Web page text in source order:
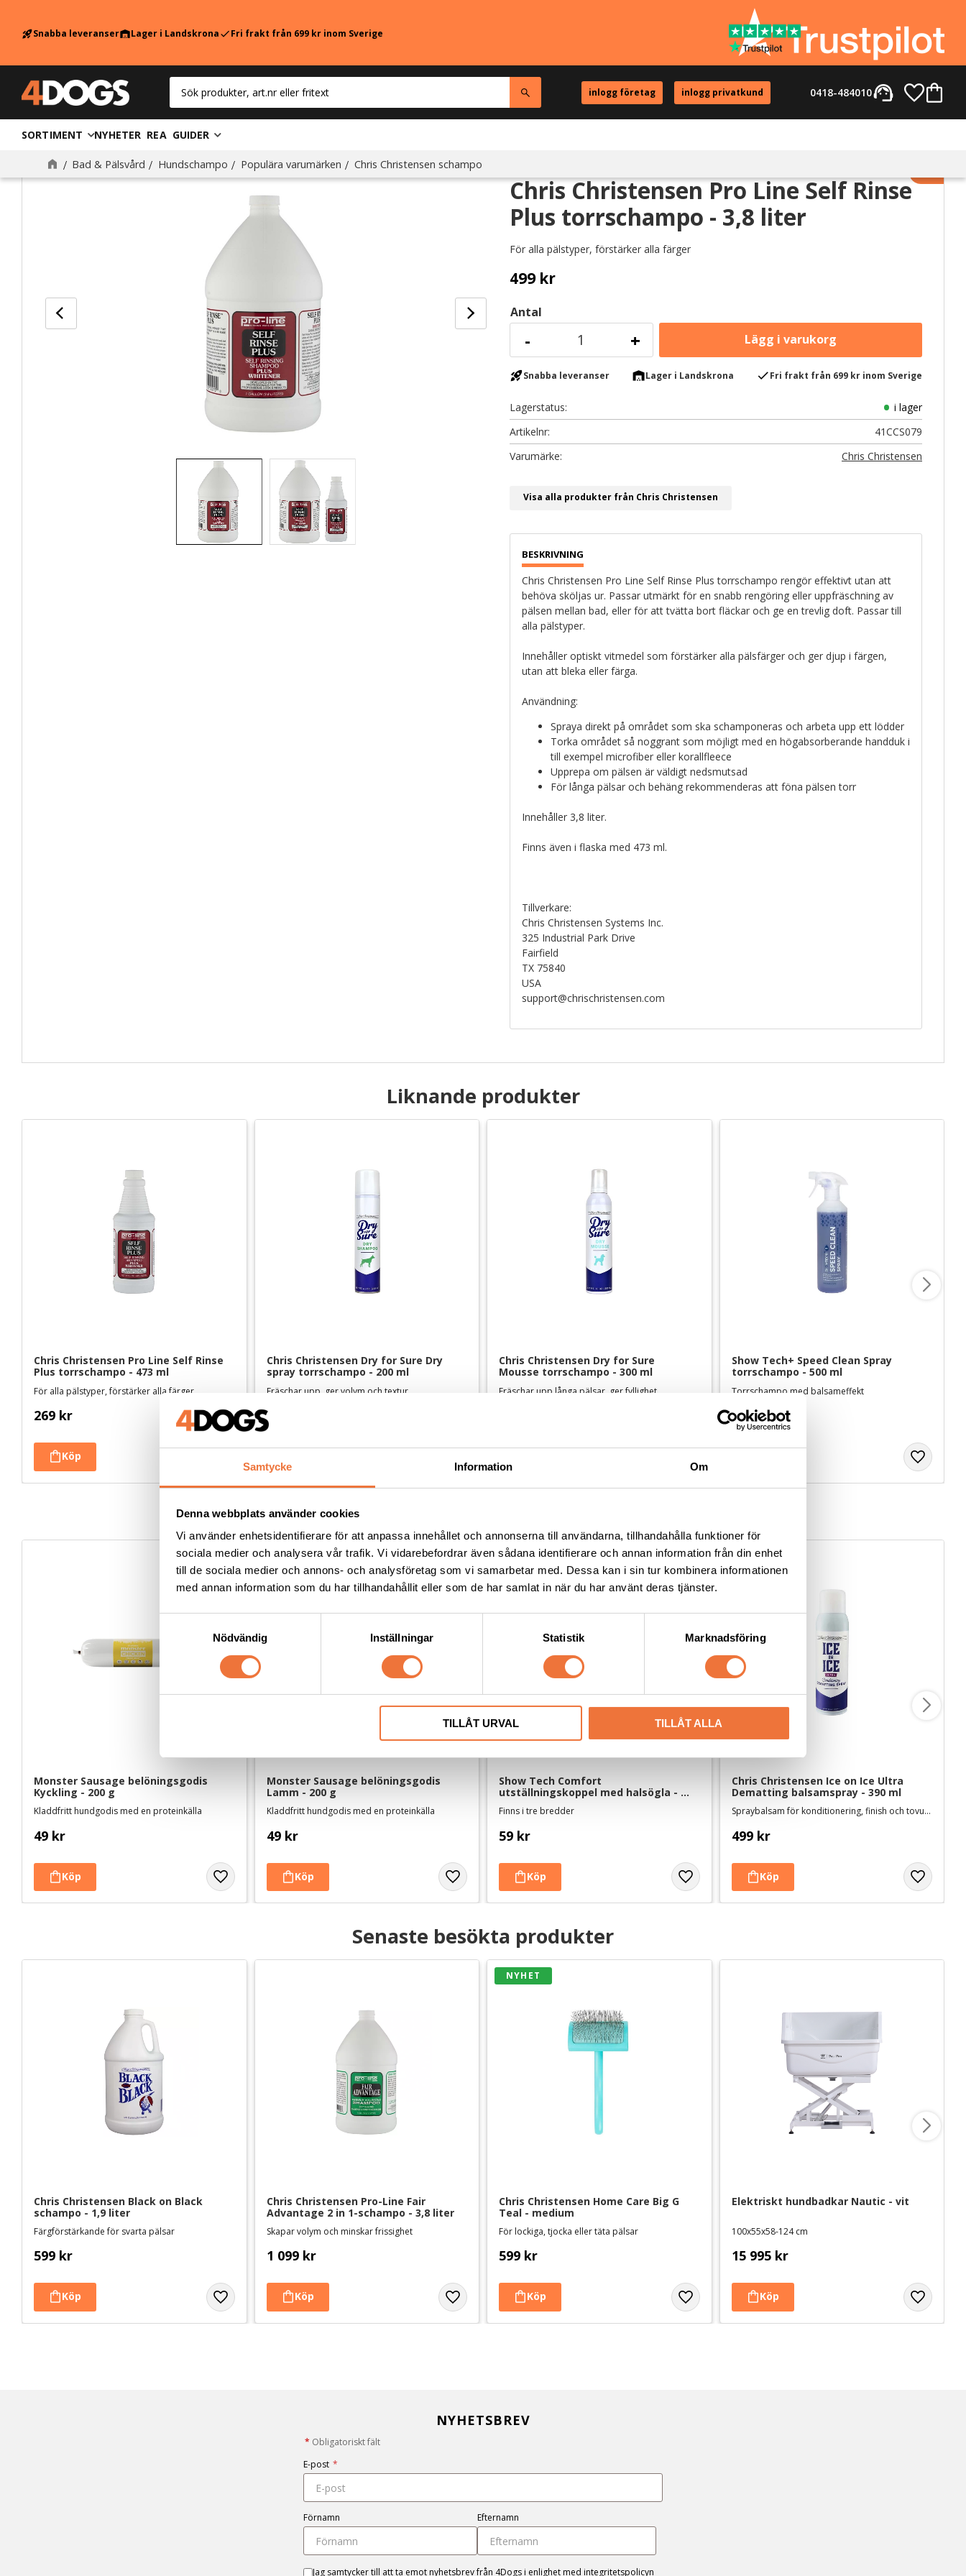
Samtycke Information Om
Denna webbplats använder cookies
Vi använder enhetsidentifierare för att anpassa innehållet och annonserna till användarna, tillhandahålla funktioner för
sociala medier och analysera vår trafik. Vi vidarebefordrar även sådana identifierare och annan information från din enhet
till de sociala medier och annons- och analysföretag som vi samarbetar med. Dessa kan i sin tur kombinera informationen
med annan information som du har tillhandahållit eller som de har samlat in när du har använt deras tjänster.
a
s
v
l
Nödvändig Inställningar Statistik Marknadsföring
TILLÅT URVAL TILLÅT ALLA
rocket_launchSnabba leveranserwarehouseLager i LandskronacheckFri frakt från 699 kr inom Sverige
inlogg företag inlogg privatkund support_agent
0418-484010
SORTIMENT NYHETER REA GUIDER
Bad & Pälsvård Hundschampo Populära varumärken Chris Christensen schampo
Chris Christensen Pro Line Self Rinse
Plus torrschampo - 3,8 liter
För alla pälstyper, förstärker alla färger
499kr
Antal
+
-
Lägg
rocket_launchSnabba leveranser warehouseLager i Landskrona checkFri frakt från 699 kr inom Sverige
Lagerstatus
i lager
Artikelnr
41CCS079
Chris Christensen
Visa alla produkter från Chris Christensen
Chris Christensen Pro Line Self Rinse Plus torrschampo rengör effektivt utan att
behöva sköljas ur. Passar utmärkt för en snabb rengöring eller uppfräschning av
pälsen mellan bad, eller för att tvätta bort fläckar och ge en trevlig doft. Passar till
alla pälstyper.
Innehåller optiskt vitmedel som förstärker alla pälsfärger och ger djup i färgen,
utan att bleka eller färga.
Användning:
Spraya direkt på området som ska schamponeras och arbeta upp ett lödder
Torka området så noggrant som möjligt med en högabsorberande handduk i
till exempel microfiber eller korallfleece
Upprepa om pälsen är väldigt nedsmutsad
För långa pälsar och behäng rekommenderas att föna pälsen torr
Innehåller 3,8 liter.
Finns även i flaska med 473 ml.
Tillverkare:
Chris Christensen Systems Inc.
325 Industrial Park Drive
Fairfield
TX 75840
USA
support@chrischristensen.com
Liknande produkter
Chris Christensen Pro Line Self Rinse
Plus torrschampo - 473 ml
För alla pälstyper, förstärker alla färger
269 kr
Chris Christensen Dry for Sure Dry
spray torrschampo - 200 ml
Fräschar upp, ger volym och textur
329
Chris Christensen Dry for Sure
Mousse torrschampo - 300 ml
Fräschar upp långa pälsar, ger fyllighet
Show Tech+ Speed Clean Spray
torrschampo - 500 ml
Torrschampo med balsameffekt
189kr
Monster Sausage belöningsgodis
Kyckling - 200 g
Kladdfritt hundgodis med en proteinkälla
49 kr
Monster Sausage belöningsgodis
Lamm - 200 g
Kladdfritt hundgodis med en proteinkälla
49 kr
Show Tech Comfort
utställningskoppel med halsögla -
Finns i tre bredder
59 kr
Chris Christensen Ice on Ice Ultra
Dematting balsamspray - 390 ml
Spraybalsam för konditionering, finish och tovutredning
499 kr
Senaste besökta produkter
Chris Christensen Black on Black
schampo - 1,9 liter
Färgförstärkande för svarta pälsar
599 kr
Chris Christensen Pro-Line Fair
Advantage 2 in 1-schampo - 3,8 liter
Skapar volym och minskar frissighet
1 099 kr
Chris Christensen Home Care Big G
Teal - medium
För lockiga, tjocka eller täta pälsar
599 kr
NYHET
Elektriskt hundbadkar Nautic - vit
100x55x58-124 cm
15 995 kr
NYHETSBREV
* Obligatoriskt fält
E-post *
Förnamn Efternamn
Jag samtycker till att ta emot nyhetsbrev från 4Dogs i enlighet med integritetspolicyn